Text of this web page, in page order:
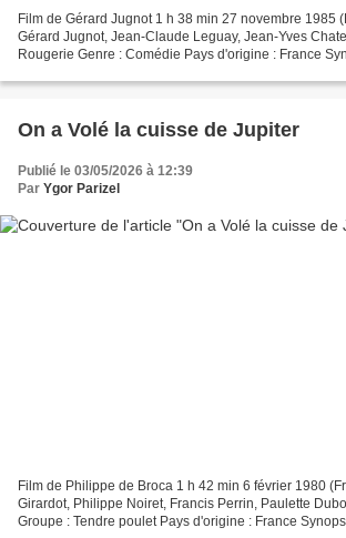
Film de Gérard Jugnot 1 h 38 min 27 novembre 1985
Gérard Jugnot, Jean-Claude Leguay, Jean-Yves
Rougerie Genre : Comédie Pays d'origine : France
On a Volé la cuisse de Jupiter
Publié le 03/05/2026 à 12:39
Par Ygor Parizel
Film de Philippe de Broca 1 h 42 min 6 février 1980
Girardot, Philippe Noiret, Francis Perrin, Paulette
Groupe : Tendre poulet Pays d'origine : France